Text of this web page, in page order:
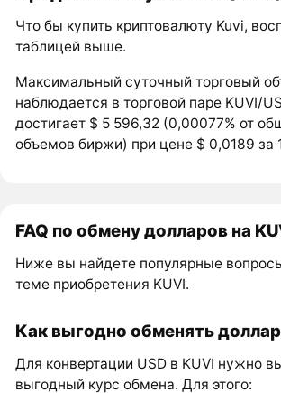
Что бы купить криптовалюту Kuvi,
таблицей выше.
Максимальный суточный торговый
наблюдается в торговой паре KUVI/
достигает $ 5 596,32 (0,00077% от
объемов биржи) при цене $ 0,0189 за
FAQ по обмену долларов на
Ниже вы найдете популярные
теме приобретения KUVI.
Как выгодно обменять
Для конвертации USD в KUVI нужно
выгодный курс обмена. Для этого: